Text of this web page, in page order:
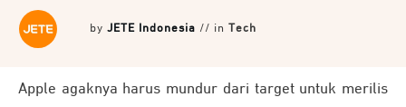
by JETE Indonesia // in Tech
Apple agaknya harus mundur dari target untuk merilis